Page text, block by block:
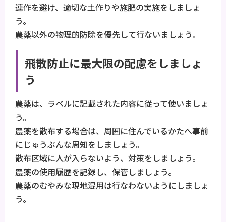
連作を避け、適切な土作りや施肥の実施をしましょ
う。
農薬以外の物理的防除を優先して行ないましょう。
飛散防止に最大限の配慮をしましょ
う
農薬は、ラベルに記載された内容に従って使いましょ
う。
農薬を散布する場合は、周囲に住んでいるかたへ事前
にじゅうぶんな周知をしましょう。
散布区域に人が入らないよう、対策をしましょう。
農薬の使用履歴を記録し、保管しましょう。
農薬のむやみな現地混用は行なわないようにしましょ
う。